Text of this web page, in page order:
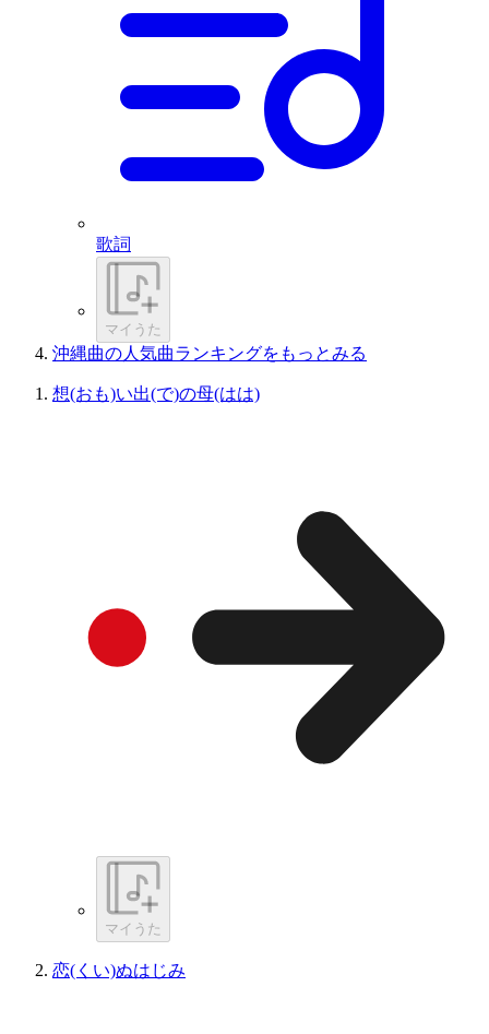
歌詞
マイうた
沖縄曲の人気曲ランキングをもっとみる
想(おも)い出(で)の母(はは)
マイうた
恋(くい)ぬはじみ